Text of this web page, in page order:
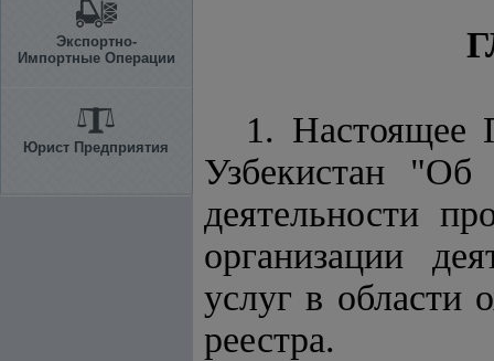
Экспортно-
Импортные Операции
Юрист Предприятия
1. Настоящее
Узбекистан "Об
деятельности
организации
услуг в области
реестра.